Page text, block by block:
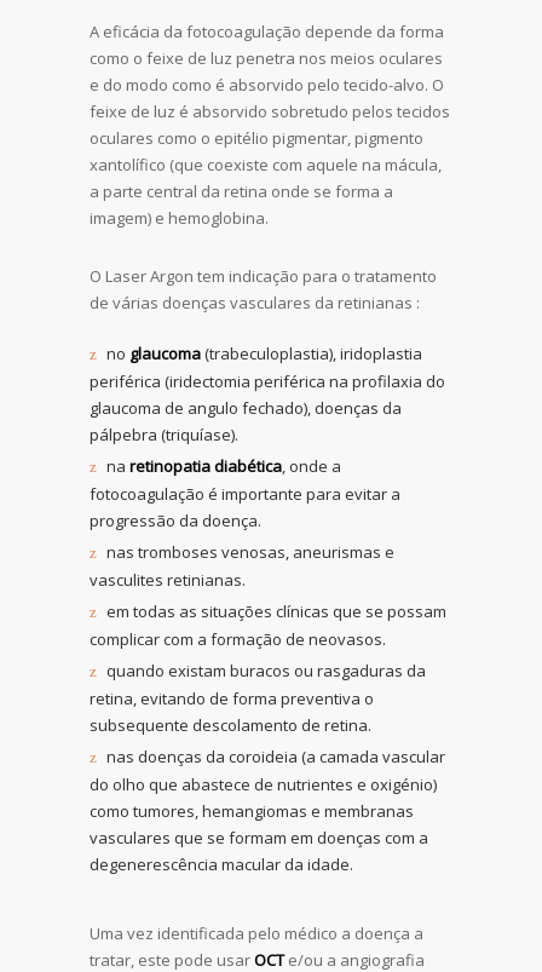
A eficácia da fotocoagulação depende da forma
como o feixe de luz penetra nos meios oculares
e do modo como é absorvido pelo tecido-alvo. O
feixe de luz é absorvido sobretudo pelos tecidos
oculares como o epitélio pigmentar, pigmento
xantolífico (que coexiste com aquele na mácula,
a parte central da retina onde se forma a
imagem) e hemoglobina.
O Laser Argon tem indicação para o tratamento
de várias doenças vasculares da retinianas :
no glaucoma(trabeculoplastia), iridoplastia
periférica (iridectomia periférica na profilaxia do
glaucoma de angulo fechado), doenças da
pálpebra (triquíase).
na retinopatia diabética, onde a
fotocoagulação é importante para evitar a
progressão da doença.
nas tromboses venosas, aneurismas e
vasculites retinianas.
em todas as situações clínicas que se possam
complicar com a formação de neovasos.
quando existam buracos ou rasgaduras da
retina, evitando de forma preventiva o
subsequente descolamento de retina.
nas doenças da coroideia (a camada vascular
do olho que abastece de nutrientes e oxigénio)
como tumores, hemangiomas e membranas
vasculares que se formam em doenças com a
degenerescência macular da idade.
Uma vez identificada pelo médico a doença a
tratar, este pode usarOCTe/ou a angiografia